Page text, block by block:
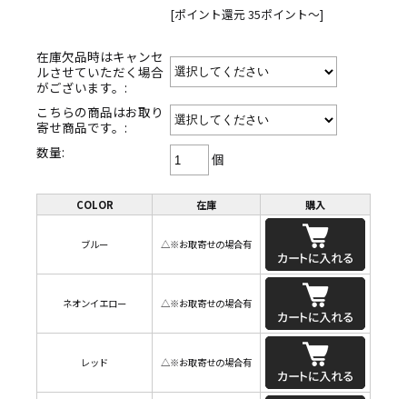
[ポイント還元 35ポイント～]
在庫欠品時はキャンセ
ルさせていただく場合
がございます。:
こちらの商品はお取り
寄せ商品です。:
数量:
個
COLOR 在庫 購入
ブルー △※お取寄せの場合有
ネオンイエロー △※お取寄せの場合有
レッド △※お取寄せの場合有